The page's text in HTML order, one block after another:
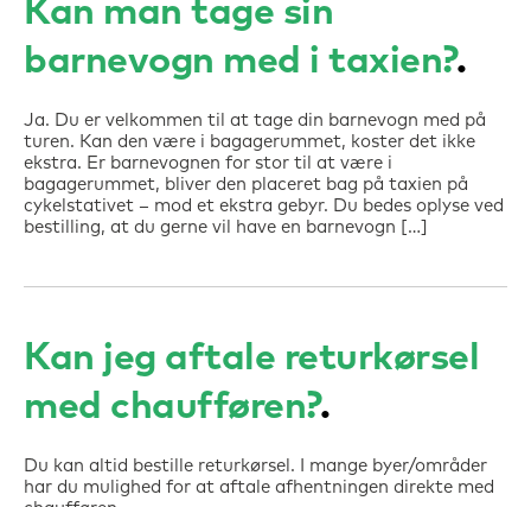
Kan man tage sin
barnevogn med i taxien?
Ja. Du er velkommen til at tage din barnevogn med på
turen. Kan den være i bagagerummet, koster det ikke
ekstra. Er barnevognen for stor til at være i
bagagerummet, bliver den placeret bag på taxien på
cykelstativet – mod et ekstra gebyr. Du bedes oplyse ved
bestilling, at du gerne vil have en barnevogn […]
Kan jeg aftale returkørsel
med chaufføren?
Du kan altid bestille returkørsel. I mange byer/områder
har du mulighed for at aftale afhentningen direkte med